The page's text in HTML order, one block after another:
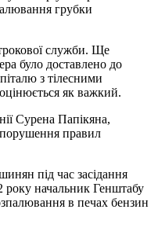
грубки
служби. Ще
було доставлено до
з тілесними
як важкий.
Сурена Папікяна,
правил
під час засідання
року начальник Генштабу
в печах бензин